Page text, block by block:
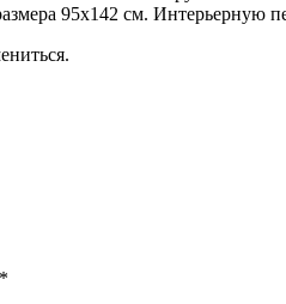
95х142 см. Интерьерную
*